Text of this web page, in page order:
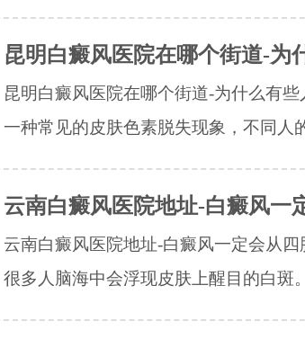
昆明白癜风医院在哪个街道-为
昆明白癜风医院在哪个街道-为什么有
一种常见的皮肤色素脱失现象，不同人
云南白癜风医院地址-白癜风一
云南白癜风医院地址-白癜风一定会从四
很多人脑海中会浮现皮肤上醒目的白斑